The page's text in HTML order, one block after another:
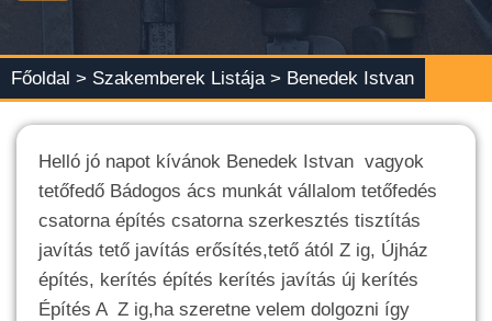
Főoldal > Szakemberek Listája > Benedek Istvan
Helló jó napot kívánok Benedek Istvan vagyok
tetőfedő Bádogos ács munkát vállalom tetőfedés
csatorna építés csatorna szerkesztés tisztítás
javítás tető javítás erősítés,tető ától Z ig, Újház
építés, kerítés építés kerítés javítás új kerítés
Építés A Z ig,ha szeretne velem dolgozni így